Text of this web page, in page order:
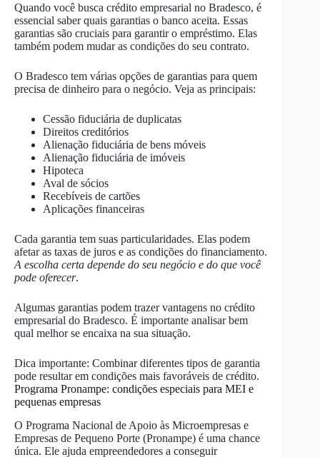
Quando você busca crédito empresarial no Bradesco, é
essencial saber quais garantias o banco aceita. Essas
garantias são cruciais para garantir o empréstimo. Elas
também podem mudar as condições do seu contrato.
O Bradesco tem várias opções de garantias para quem
precisa de dinheiro para o negócio. Veja as principais:
Cessão fiduciária de duplicatas
Direitos creditórios
Alienação fiduciária de bens móveis
Alienação fiduciária de imóveis
Hipoteca
Aval de sócios
Recebíveis de cartões
Aplicações financeiras
Cada garantia tem suas particularidades. Elas podem
afetar as taxas de juros e as condições do financiamento.
A escolha certa depende do seu negócio e do que você
pode oferecer.
Algumas garantias podem trazer vantagens no crédito
empresarial do Bradesco. É importante analisar bem
qual melhor se encaixa na sua situação.
Dica importante: Combinar diferentes tipos de garantia
pode resultar em condições mais favoráveis de crédito.
Programa Pronampe: condições especiais para MEI e
pequenas empresas
O Programa Nacional de Apoio às Microempresas e
Empresas de Pequeno Porte (Pronampe) é uma chance
única. Ele ajuda empreendedores a conseguir